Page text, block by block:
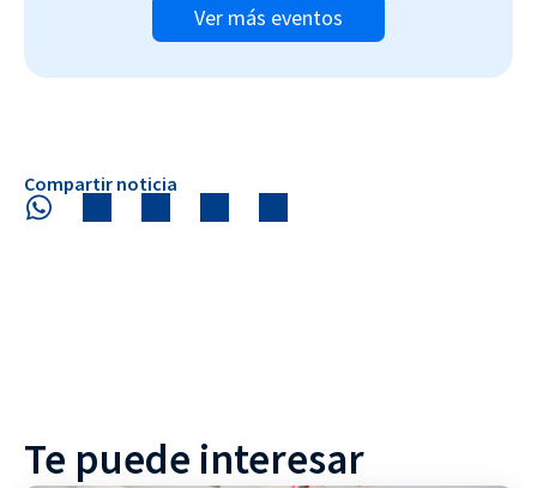
Ver más eventos
Compartir noticia
Te puede interesar